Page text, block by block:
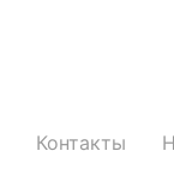
Контакты